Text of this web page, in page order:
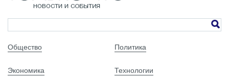
Общество Политика
Экономика Технологии